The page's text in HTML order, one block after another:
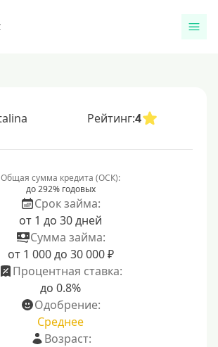
Рейтинг:4
Общая сумма кредита (ОСК):
до 292% годовых
Срок займа:
от 1 до 30 дней
Сумма займа:
от 1 000 до 30 000 ₽
Процентная ставка:
до 0.8%
Одобрение:
Среднее
Возраст: